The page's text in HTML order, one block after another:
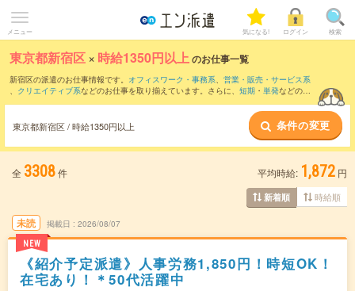
メニュー 気になる! ログイン 検索
東京都新宿区 × 時給1350円以上のお仕事一覧
新宿区の派遣のお仕事情報です。 オフィスワーク・事務系、 営業・販売・サービス系
、 クリエイティブ系などのお仕事を取り揃えています。さらに、 短期 ・ 単発などの期
東京都新宿区 / 時給1350円以上 条件の変更
全 3308件 平均時給: 1,872 円
新着順 時給順
未読
NEW
掲載日 2026/08/07
《紹介予定派遣》人事労務1,850円！時短OK！
在宅あり！＊50代活躍中